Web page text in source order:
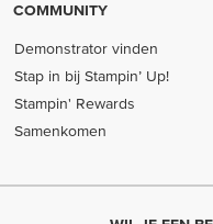
COMMUNITY
Demonstrator vinden
Stap in bij Stampin’ Up!
Stampin' Rewards
Samenkomen